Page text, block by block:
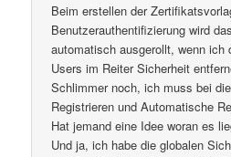
Beim erstellen der
Benutzerauthentifizierung wird
automatisch ausgerollt, wenn ich
Users im Reiter Sicherheit
Schlimmer noch, ich muss bei
Registrieren und Automatische
Hat jemand eine Idee woran es
Und ja, ich habe die globalen